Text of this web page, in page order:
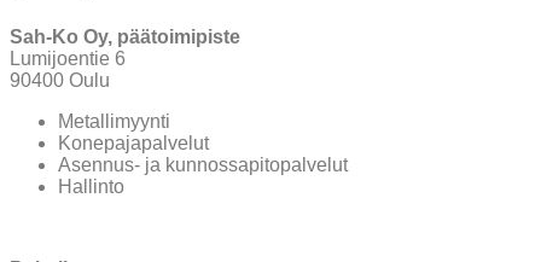
Sah-Ko Oy, päätoimipiste
Lumijoentie 6
90400 Oulu
Metallimyynti
Konepajapalvelut
Asennus- ja kunnossapitopalvelut
Hallinto